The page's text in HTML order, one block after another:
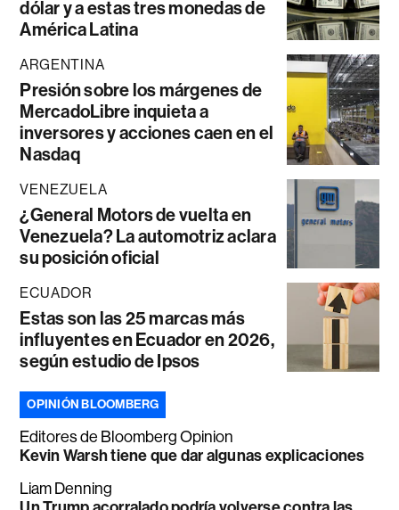
dólar y a estas tres monedas de
América Latina
ARGENTINA
Presión sobre los márgenes de
MercadoLibre inquieta a
inversores y acciones caen en el
Nasdaq
VENEZUELA
¿General Motors de vuelta en
Venezuela? La automotriz aclara
su posición oficial
ECUADOR
Estas son las 25 marcas más
influyentes en Ecuador en 2026,
según estudio de Ipsos
OPINIÓN BLOOMBERG
Editores de Bloomberg Opinion
Kevin Warsh tiene que dar algunas explicaciones
Liam Denning